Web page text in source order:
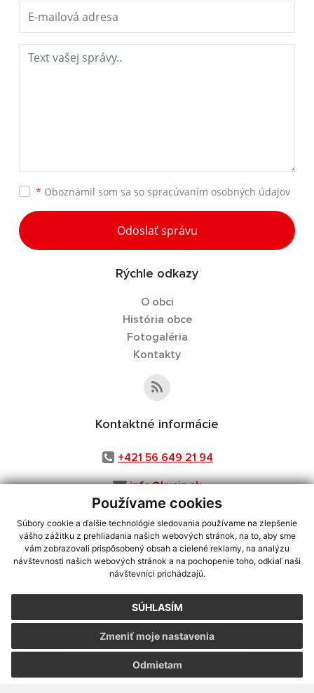
Používame cookies
Súbory cookie a ďalšie technológie sledovania používame na zlepšenie
vášho zážitku z prehliadania našich webových stránok, na to, aby sme
vám zobrazovali prispôsobený obsah a cielené reklamy, na analýzu
návštevnosti našich webových stránok a na pochopenie toho, odkiaľ naši
návštevníci prichádzajú.
SÚHLASÍM
Odmietam
Zmeniť moje nastavenia
* Oboznámil som sa so spracúvaním osobných údajov
Odoslať správu
Rýchle odkazy
O obci
História obce
Fotogaléria
Kontakty
Kontaktné informácie
+421 56 649 21 94
info@kusin.sk
využite možnosť získavania aktuálnych informácií s využitím RSS
CMS systém (redakčný) systém ECHELON 2,Mapa stránok,web portál
webex.digital, s.r.o.,domény,registrácia domény
Posledná aktualizácia:04.08.2026
Vytlačiť stránku|Vyhlásenie o prístupnosti